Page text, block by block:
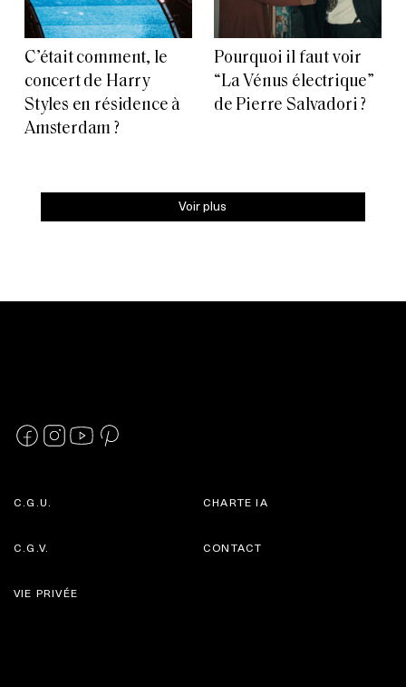
C’était comment, le
concert de Harry
Styles en résidence à
Amsterdam ?
Pourquoi il faut voir
“La Vénus électrique”
de Pierre Salvadori ?
Voir plus
C.G.U.
C.G.V.
CHARTE IA
CONTACT
VIE PRIVÉE